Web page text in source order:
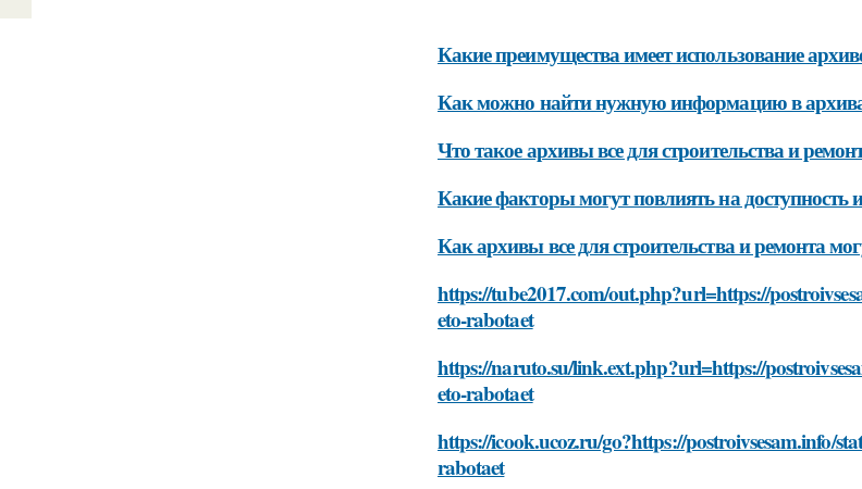
Какие преимущества имеет использование
Как можно найти нужную информацию в
Что такое архивы все для строительства и
Какие факторы могут повлиять на доступность
Как архивы все для строительства и ремонта
https://tube2017.com/out.php?url=https://
eto-rabotaet
https://naruto.su/link.ext.php?url=https://
eto-rabotaet
https://icook.ucoz.ru/go?https://postroivsesam.info/
rabotaet